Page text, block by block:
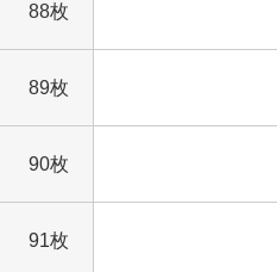
88枚
89枚
90枚
91枚